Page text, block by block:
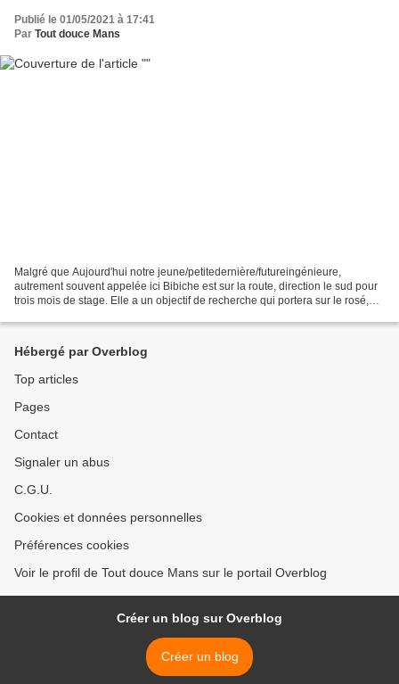
Publié le 01/05/2021 à 17:41
Par Tout douce Mans
Malgré que Aujourd'hui notre jeune/petitedernière/futureingénieure,
autrement souvent appelée ici Bibiche est sur la route, direction le sud pour
trois mois de stage. Elle a un objectif de recherche qui portera sur le rosé,
Hébergé par Overblog
Top articles
Pages
Contact
Signaler un abus
C.G.U.
Cookies et données personnelles
Préférences cookies
Voir le profil de Tout douce Mans sur le portail Overblog
Créer un blog sur Overblog
Créer un blog